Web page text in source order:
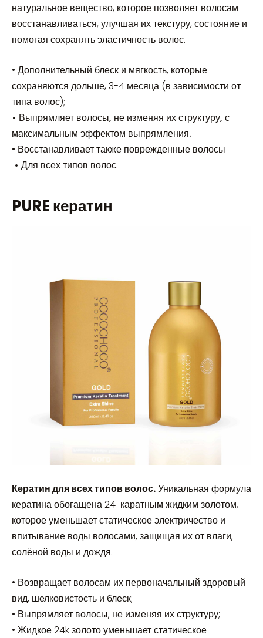
натуральное вещество, которое позволяет волосам
восстанавливаться, улучшая их текстуру, состояние и
помогая сохранять эластичность волос.
• Дополнительный блеск и мягкость, которые
сохраняются дольше, 3-4 месяца (в зависимости от
типа волос);
• Выпрямляет волосы, не изменяя их структуру, с
максимальным эффектом выпрямления.
• Восстанавливает также поврежденные волосы
• Для всех типов волос.
PURE кератин
Кератин для всех типов волос.Уникальная формула
кератина обогащена 24-каратным жидким золотом,
которое уменьшает статическое электричество и
впитывание воды волосами, защищая их от влаги,
солёной воды и дождя.
• Возвращает волосам их первоначальный здоровый
вид, шелковистость и блеск;
• Выпрямляет волосы, не изменяя их структуру;
• Жидкое 24k золото уменьшает статическое